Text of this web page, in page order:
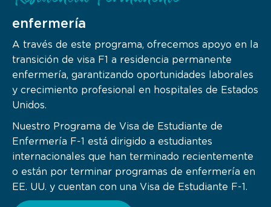
enfermería
A través de este programa, ofrecemos apoyo en la
transición de visa F1 a residencia permanente
enfermería, garantizando oportunidades laborales
y crecimiento profesional en hospitales de Estados
Unidos.
Nuestro Programa de Visa de Estudiante de
Enfermería F-1 está dirigido a estudiantes
internacionales que han terminado recientemente
o están por terminar programas de enfermería en
EE. UU. y cuentan con una Visa de Estudiante F-1.